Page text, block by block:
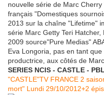
nouvelle série de Marc
français "Domestiques
2013 sur la chaîne "Lifetime"
série Marc Getty Teri
2009 source"Pure Medias"
Eva Longoria, pas en tant
productrice, aux côtés de
SERIES NCIS - CASTLE -
"CASTLE"TV FRANCE 2
mort" Lundi 29/10/2012+2